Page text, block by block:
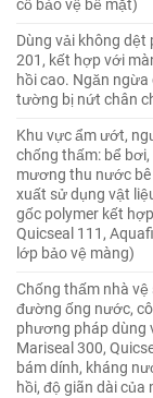
cố bảo vệ bề mặt)
Dùng vải không dệt
201, kết hợp với
hồi cao. Ngăn
tường bị nứt chân
Khu vực ẩm ướt,
chống thấm: bể
mương thu nước
xuất sử dụng vật
gốc polymer kết
Quicseal 111,
lớp bảo vệ màng)
Chống thấm nhà vệ
đường ống nước,
phương pháp dùng
Mariseal 300,
bám dính, kháng
hồi, độ giãn dài của